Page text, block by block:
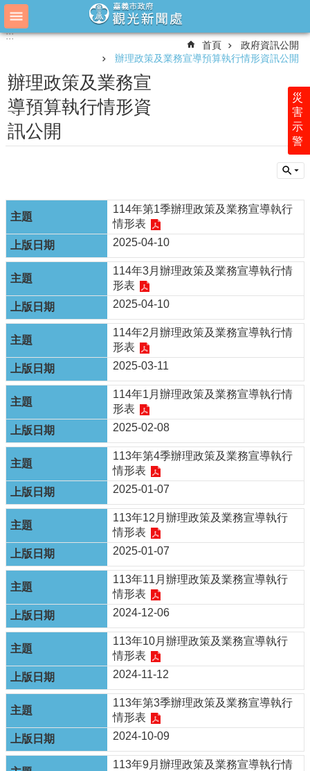
跳到主要內容區塊
進
主
管
最
新
息
務
簡
介
在
工
程
常
見
問
相
關
連
結
表
單
下
載
政
府
資
公
開
首
頁
:::
災
害
示
警
:::
首頁
政府資訊公開
辦理政策及業務宣導預算執行情形資訊公開
辦理政策及業務宣
導預算執行情形資
訊公開
114年第1季辦理政策及業務宣導執行
情形表
2025-04-10
114年3月辦理政策及業務宣導執行情
形表
2025-04-10
114年2月辦理政策及業務宣導執行情
形表
2025-03-11
114年1月辦理政策及業務宣導執行情
形表
2025-02-08
113年第4季辦理政策及業務宣導執行
情形表
2025-01-07
113年12月辦理政策及業務宣導執行
情形表
2025-01-07
113年11月辦理政策及業務宣導執行
情形表
2024-12-06
113年10月辦理政策及業務宣導執行
情形表
2024-11-12
113年第3季辦理政策及業務宣導執行
情形表
2024-10-09
113年9月辦理政策及業務宣導執行情